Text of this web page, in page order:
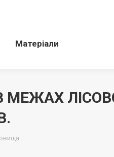
Матеріали
МЕЖАХ
Матеріали